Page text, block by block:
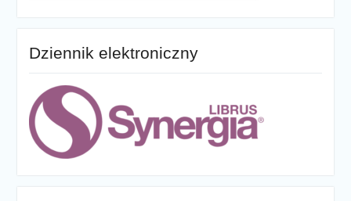
Dziennik elektroniczny